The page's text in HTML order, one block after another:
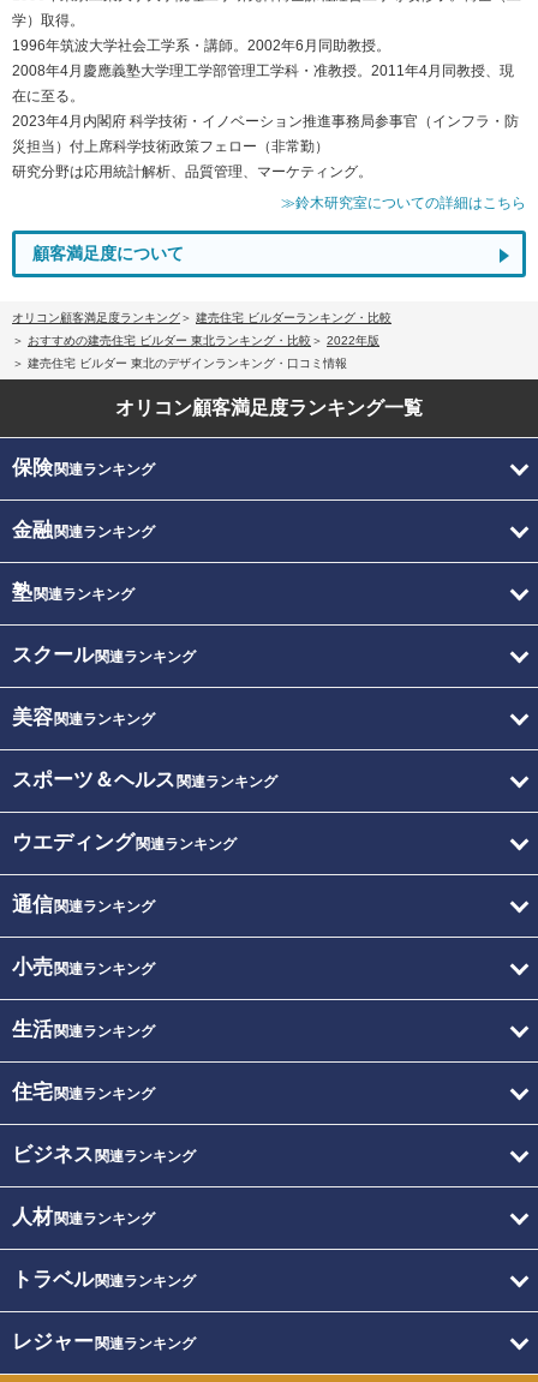
学）取得。
1996年筑波大学社会工学系・講師。2002年6月同助教授。
2008年4月慶應義塾大学理工学部管理工学科・准教授。2011年4月同教授、現
在に至る。
2023年4月内閣府 科学技術・イノベーション推進事務局参事官（インフラ・防
災担当）付上席科学技術政策フェロー（非常勤）
研究分野は応用統計解析、品質管理、マーケティング。
≫鈴木研究室についての詳細はこちら
顧客満足度について
オリコン顧客満足度ランキング
建売住宅 ビルダーランキング・比較
おすすめの建売住宅 ビルダー 東北ランキング・比較
2022年版
建売住宅 ビルダー 東北のデザインランキング・口コミ情報
オリコン顧客満足度ランキング一覧
保険関連ランキング
金融関連ランキング
塾関連ランキング
スクール関連ランキング
美容関連ランキング
スポーツ＆ヘルス 関連ランキング
ウエディング関連ランキング
通信関連ランキング
小売関連ランキング
生活関連ランキング
住宅関連ランキング
ビジネス 関連ランキング
人材関連ランキング
トラベル関連ランキング
レジャー関連ランキング